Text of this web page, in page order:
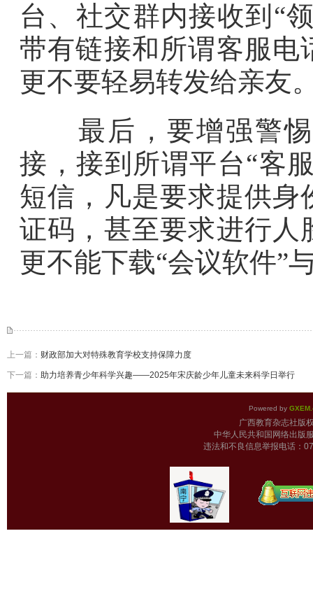
台、社交群内接收到“
带有链接和所谓客服电
更不要轻易转发给亲友
最后，要增强警惕
接，接到所谓平台“客
短信，凡是要求提供身
证码，甚至要求进行人
更不能下载“会议软件”
上一篇： 财政部加大对特殊教育学校支持保障力度
下一篇： 助力培养青少年科学兴趣——2025年宋庆龄少年儿童未来科学日举行
Powered by
广西教育杂志
中华人民共和国网络出版
违法和不良信息举报电话：